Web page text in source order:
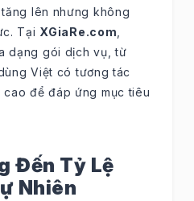
lên nhưng không
Tại XGiaRe.com
dạng gói dịch vụ, từ
Việt có tương tác
để đáp ứng mục tiêu
Đến Tỷ Lệ
Nhiên